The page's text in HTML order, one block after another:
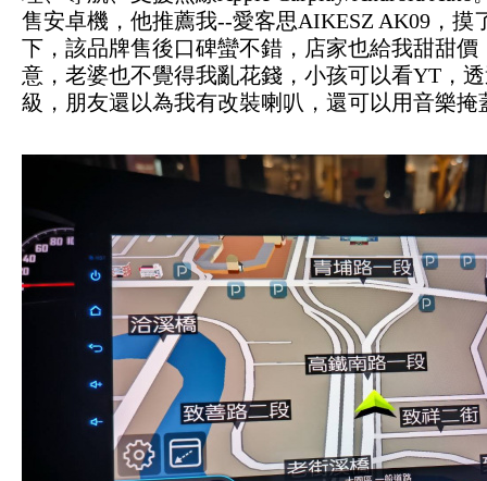
售安卓機，他推薦我--愛客思AIKESZ AK09，摸
下，該品牌售後口碑蠻不錯，店家也給我甜甜
意，老婆也不覺得我亂花錢，小孩可以看YT，
級，朋友還以為我有改裝喇叭，還可以用音樂掩